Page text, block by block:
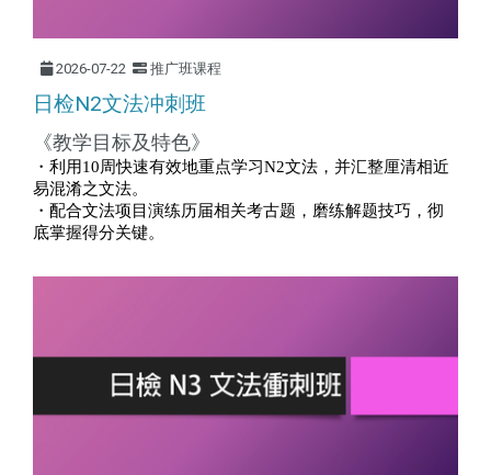
2026-07-22 推广班课程
日检N2文法冲刺班
《教学目标及特色》
・利用10周快速有效地重点学习N2文法，并汇整厘清相近
易混淆之文法。
・配合文法项目演练历届相关考古题，磨练解题技巧，彻
底掌握得分关键。